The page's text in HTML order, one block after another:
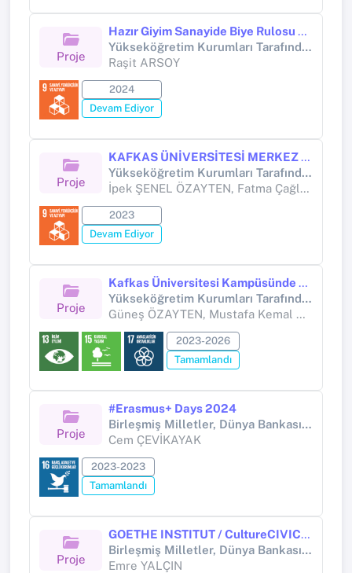
Proje
Hazır Giyim Sanayide Biye Rulosu Sayı ve Çaplarını Belirlemeye Yönelik Yazılım Geliştirilmesi
Yükseköğretim Kurumları Tarafından Destekli Bilimsel Araştırma Projesi (Yükseköğretim Kurumları tarafından destekli bilimsel araştırma projesi)
Raşit ARSOY
2024
Devam Ediyor
Proje
KAFKAS ÜNİVERSİTESİ MERKEZ KAMPÜSÜNE YÖNELİK UYGULAMALI TASARIMLAR ÜRETİLMESİ
Yükseköğretim Kurumları Tarafından Destekli Bilimsel Araştırma Projesi (Yükseköğretim Kurumları tarafından destekli bilimsel araştırma projesi)
İpek ŞENEL ÖZAYTEN, Fatma Çağla TOPGÜL
2023
Devam Ediyor
Proje
Kafkas Üniversitesi Kampüsünde Yetişen Tıbbi Bitkilerin Botanik Sanat Bağlamında İncelenmesi
Yükseköğretim Kurumları Tarafından Destekli Bilimsel Araştırma Projesi (Yükseköğretim Kurumları tarafından destekli bilimsel araştırma projesi)
Güneş ÖZAYTEN, Mustafa Kemal ALTUNOĞLU, İpek ŞENEL ÖZAYTEN
2023-2026
Tamamlandı
Proje
#Erasmus+ Days 2024
Birleşmiş Milletler, Dünya Bankası, UNESCO, Avrupa Birliği ve Avrupa Konseyi Destekli Proje (Avrupa Birliği)
Cem ÇEVİKAYAK
2023-2023
Tamamlandı
Proje
GOETHE INSTITUT / CultureCIVIC: Kültür Sanat Destek Programı Proje Adı: 'Tiyatrocuların Peşinde - Youtube Kanalı'
Birleşmiş Milletler, Dünya Bankası, UNESCO, Avrupa Birliği ve Avrupa Konseyi Destekli Proje (Avrupa Birliği)
Emre YALÇIN